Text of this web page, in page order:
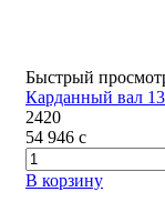
Быстрый
Карданный вал
2420
54 946 c
В корзину